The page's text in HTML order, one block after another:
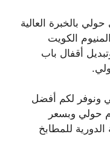
بالخبرة العالية
الكويت
أقفال باب
ونوفر لكم أفضل
حولي وبسعر
الدورية للمطابخ